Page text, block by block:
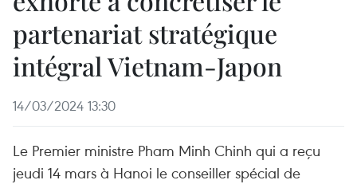
partenariat stratégique
intégral Vietnam-Japon
14/03/2024 13:30
Le Premier ministre Pham Minh Chinh qui a reçu
jeudi 14 mars à Hanoi le conseiller spécial de